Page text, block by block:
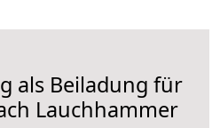
als Beiladung für
Lauchhammer